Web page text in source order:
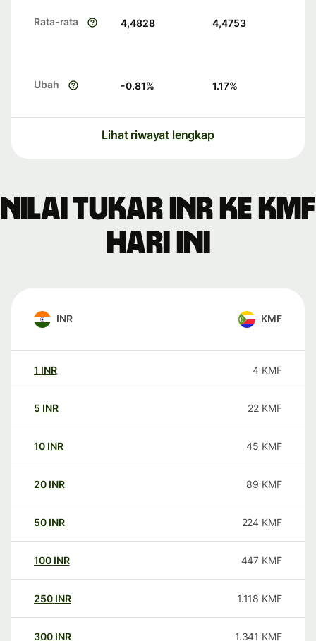
Rata-rata 4,4828 4,4753
Ubah -0.81% 1.17%
Lihat riwayat lengkap
Nilai tukar INR ke KMF
hari ini
INR KMF
1 INR 4 KMF
5 INR 22 KMF
10 INR 45 KMF
20 INR 89 KMF
50 INR 224 KMF
100 INR 447 KMF
250 INR 1.118 KMF
300 INR 1.341 KMF